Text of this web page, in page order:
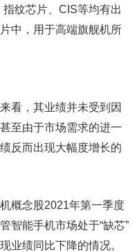
纹芯片、CIS等均有出
中，用于高端旗舰机所
看，其业绩并未受到因
至由于市场需求的进一
反而出现大幅度增长的
念股2021年第一季度
智能手机市场处于“缺芯”
业绩同比下降的情况。